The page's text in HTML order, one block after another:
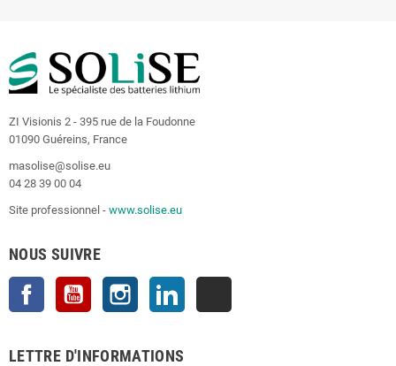
ZI Visionis 2 - 395 rue de la Foudonne
01090 Guéreins, France
masolise@solise.eu
04 28 39 00 04
Site professionnel - www.solise.eu
NOUS SUIVRE
Facebook YouTube Instagram
LETTRE D'INFORMATIONS